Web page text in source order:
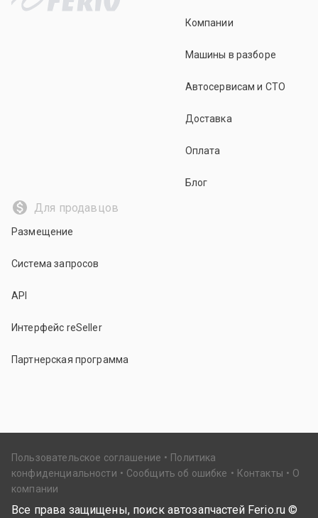
Компании
Машины в разборе
Автосервисам и СТО
Доставка
Оплата
Блог
Для продавцов
Размещение
Система запросов
API
Интерфейс reSeller
Партнерская программа
Пользовательское соглашение
Политика
конфиденциальности
Сообщить об ошибке Контакты
О
компании
Все права защищены, поиск автозапчастей Ferio.ru ©